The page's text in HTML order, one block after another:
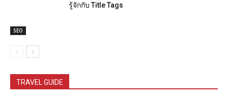
SEO
รู้จักกับ Title Tags
TRAVEL GUIDE